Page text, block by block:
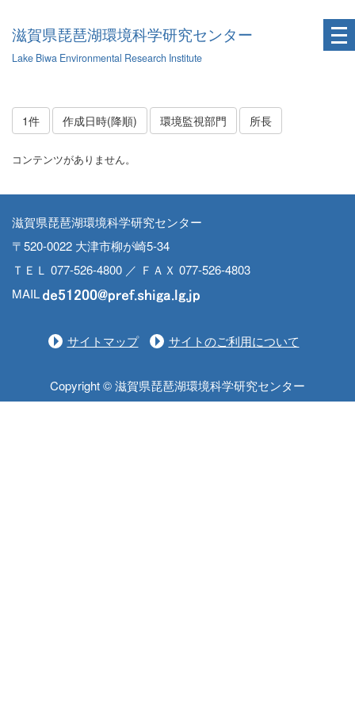
滋賀県琵琶湖環境科学研究センター
Lake Biwa Environmental Research Institute
1件 作成日時(降順) 環境監視部門 所長
コンテンツがありません。
滋賀県琵琶湖環境科学研究センター
〒520-0022 大津市柳が崎5-34
ＴＥＬ 077-526-4800 ／ ＦＡＸ 077-526-4803
MAIL
サイトマップ サイトのご利用について
Copyright © 滋賀県琵琶湖環境科学研究センター